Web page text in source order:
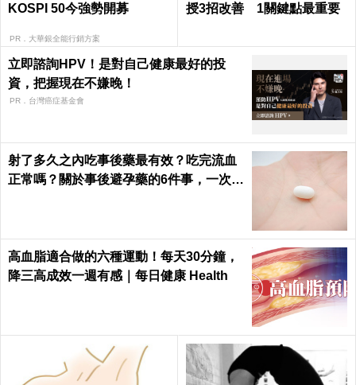
KOSPI 50今強勢開募
PR．大華銀全能行銷方案
授3招改善 1關鍵點最重要
立即諮詢HPV！是對自己健康最好的投
資，把握現在不嫌晚！
PR．台灣癌症基金會
射了多久之內吃事後藥最有效？吃完流血
正常嗎？關於事後避孕藥的6件事，一次報
高血脂適合做的六種運動！每天30分鐘，
降三高成效一週有感｜每日健康 Health